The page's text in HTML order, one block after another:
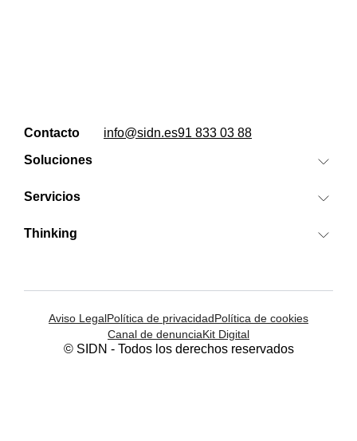
Contacto info@sidn.es91 833 03 88
Soluciones
Banzai
Cora
Ver todas las soluciones
Servicios
Medios digitales
Ver todos los servicios
Thinking
Career
Contacto
Aviso LegalPolítica de privacidadPolítica de cookies
Canal de denunciaKit Digital
© SIDN - Todos los derechos reservados